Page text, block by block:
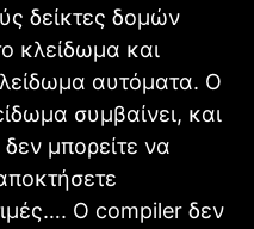
δείκτες δομών
κλείδωμα και
αυτόματα. Ο
συμβαίνει, και
μπορείτε να
Ο compiler δεν